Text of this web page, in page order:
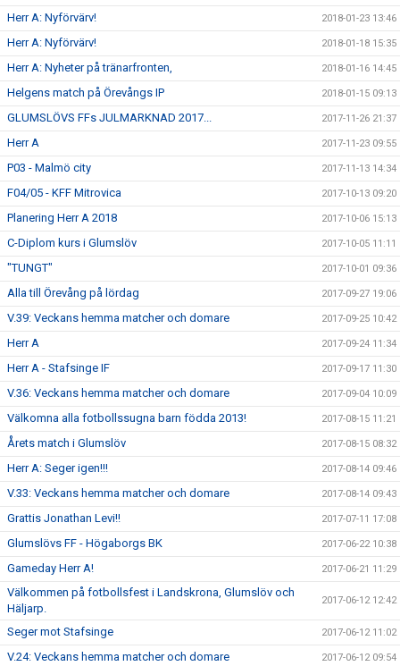
Herr A: Nyförvärv! 2018-01-23 13:46
Herr A: Nyförvärv! 2018-01-18 15:35
Herr A: Nyheter på tränarfronten, 2018-01-16 14:45
Helgens match på Örevångs IP 2018-01-15 09:13
GLUMSLÖVS FFs JULMARKNAD 2017... 2017-11-26 21:37
Herr A 2017-11-23 09:55
P03 - Malmö city 2017-11-13 14:34
F04/05 - KFF Mitrovica 2017-10-13 09:20
Planering Herr A 2018 2017-10-06 15:13
C-Diplom kurs i Glumslöv 2017-10-05 11:11
"TUNGT" 2017-10-01 09:36
Alla till Örevång på lördag 2017-09-27 19:06
V.39: Veckans hemma matcher och domare 2017-09-25 10:42
Herr A 2017-09-24 11:34
Herr A - Stafsinge IF 2017-09-17 11:30
V.36: Veckans hemma matcher och domare 2017-09-04 10:09
Välkomna alla fotbollssugna barn födda 2013! 2017-08-15 11:21
Årets match i Glumslöv 2017-08-15 08:32
Herr A: Seger igen!!! 2017-08-14 09:46
V.33: Veckans hemma matcher och domare 2017-08-14 09:43
Grattis Jonathan Levi!! 2017-07-11 17:08
Glumslövs FF - Högaborgs BK 2017-06-22 10:38
Gameday Herr A! 2017-06-21 11:29
Välkommen på fotbollsfest i Landskrona, Glumslöv och
Häljarp.
2017-06-12 12:42
Seger mot Stafsinge 2017-06-12 11:02
V.24: Veckans hemma matcher och domare 2017-06-12 09:54